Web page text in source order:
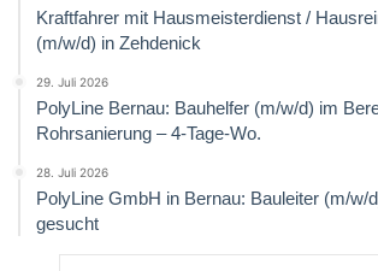
Kraftfahrer mit Hausmeisterdienst /
(m/w/d) in Zehdenick
29. Juli 2026
PolyLine Bernau: Bauhelfer (m/w/d) im
Rohrsanierung – 4-Tage-Wo.
28. Juli 2026
PolyLine GmbH in Bernau: Bauleiter (m/w/
gesucht